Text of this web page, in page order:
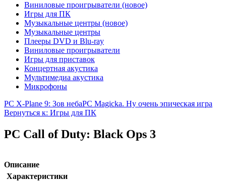
Виниловые проигрыватели (новое)
Игры для ПК
Музыкальные центры (новое)
Музыкальные центры
Плееры DVD и Blu-ray
Виниловые проигрыватели
Игры для приставок
Концертная акустика
Мультимедиа акустика
Микрофоны
PC X-Plane 9: Зов небаPC Magicka. Ну очень эпическая игра
Вернуться к: Игры для ПК
PC Call of Duty: Black Ops 3
Описание
Характеристики